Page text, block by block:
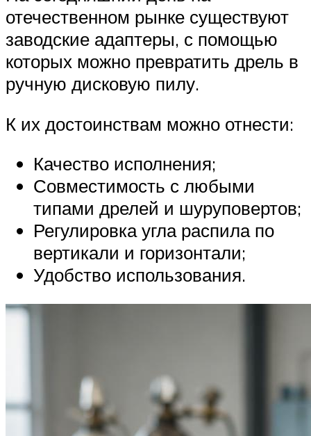
отечественном рынке существуют
заводские адаптеры, с помощью
которых можно превратить дрель в
ручную дисковую пилу.
К их достоинствам можно отнести:
Качество исполнения;
Совместимость с любыми
типами дрелей и шуруповертов;
Регулировка угла распила по
вертикали и горизонтали;
Удобство использования.